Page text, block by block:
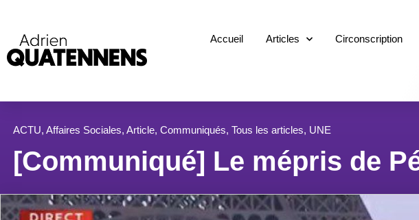
Accueil Articles Circonscription
ACTU, Affaires Sociales, Article, Communiqués, Tous les articles, UNE
[Communiqué] Le mépris de